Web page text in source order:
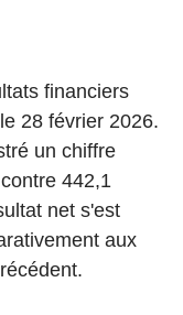
financiers
28 février 2026.
un chiffre
442,1
net s'est
aux